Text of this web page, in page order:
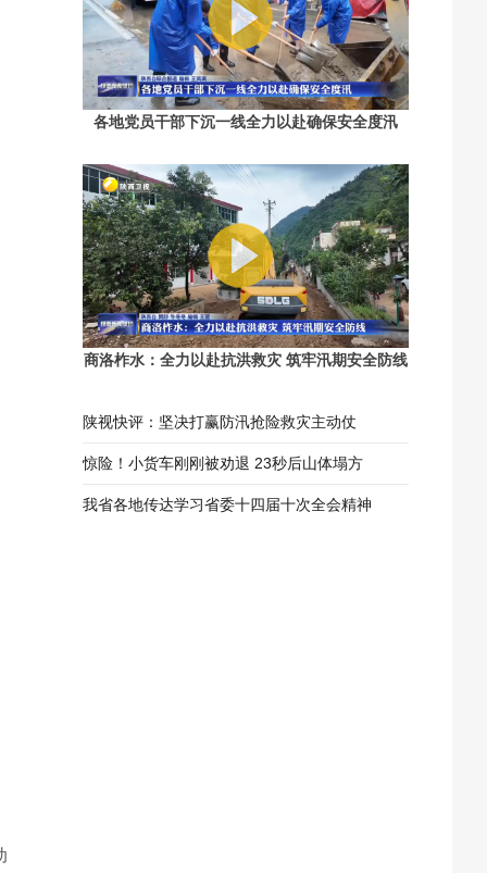
各地党员干部下沉一线全力以赴确保安全度汛
商洛柞水：全力以赴抗洪救灾 筑牢汛期安全防线
陕视快评：坚决打赢防汛抢险救灾主动仗
惊险！小货车刚刚被劝退 23秒后山体塌方
我省各地传达学习省委十四届十次全会精神